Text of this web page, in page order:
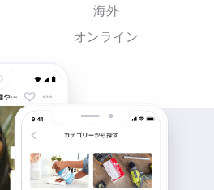
海外
オンライン